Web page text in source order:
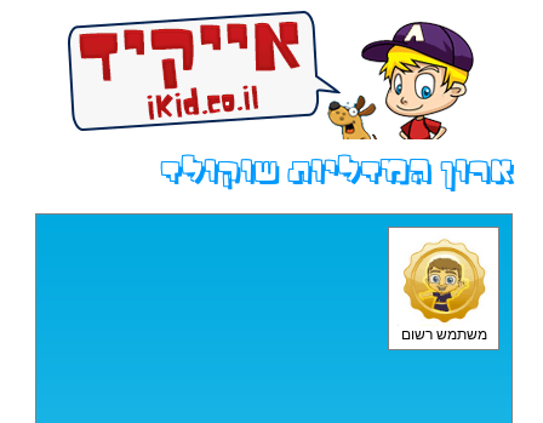
ארון המדליות שוקולד
משתמש רשום